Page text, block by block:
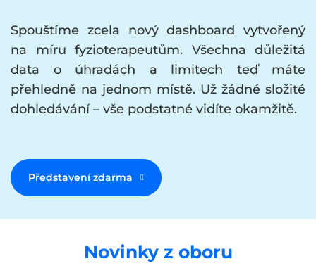
Spouštíme zcela nový dashboard vytvořený
na míru fyzioterapeutům. Všechna důležitá
data o úhradách a limitech teď máte
přehledně na jednom místě. Už žádné složité
dohledávání – vše podstatné vidíte okamžitě.
Představení zdarma
Novinky z oboru